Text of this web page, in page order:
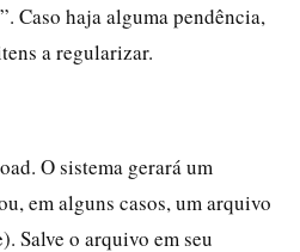
Caso haja alguma pendência,
a regularizar.
O sistema gerará um
em alguns casos, um arquivo
Salve o arquivo em seu